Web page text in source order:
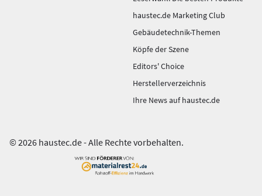
haustec.de Marketing Club
Gebäudetechnik-Themen
Köpfe der Szene
Editors' Choice
Herstellerverzeichnis
Ihre News auf haustec.de
© 2026 haustec.de - Alle Rechte vorbehalten.